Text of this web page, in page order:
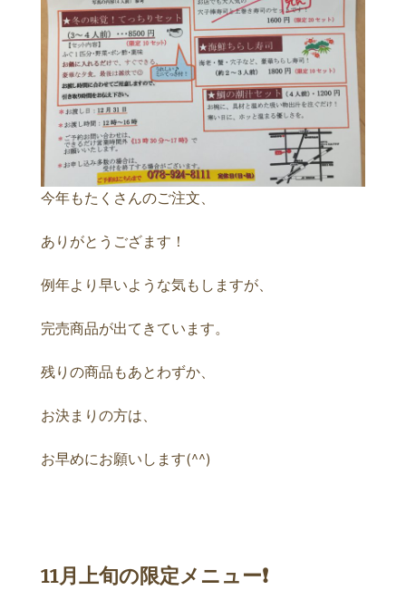
今年もたくさんのご注文、
ありがとうござます！
例年より早いような気もしますが、
完売商品が出てきています。
残りの商品もあとわずか、
お決まりの方は、
お早めにお願いします(^^)
11月上旬の限定メニュー❗️